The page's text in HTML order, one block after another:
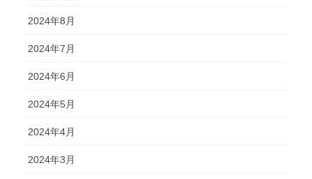
2024年8月
2024年7月
2024年6月
2024年5月
2024年4月
2024年3月